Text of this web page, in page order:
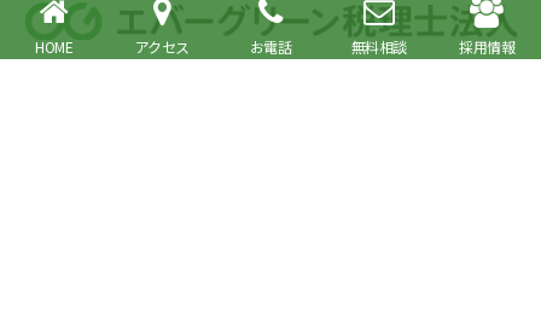
HOME アクセス お電話 無料相談 採用情報